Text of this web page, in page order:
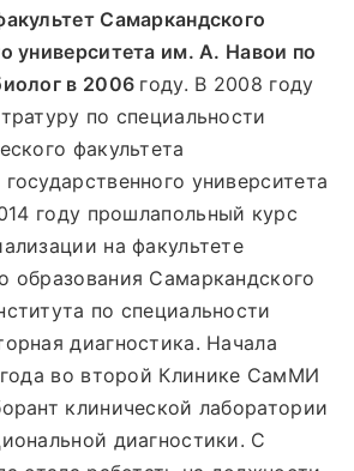
Самаркандского
университета им. А. Навои по
в 2006 году. В 2008 году
по специальности
факультета
университета
году прошлапольный курс
на факультете
образования Самаркандского
по специальности
диагностика. Начала
года во второй Клинике СамМИ
клинической лаборатории
диагностики. С